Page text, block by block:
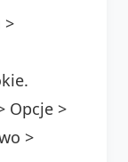
>
Opcje >
>